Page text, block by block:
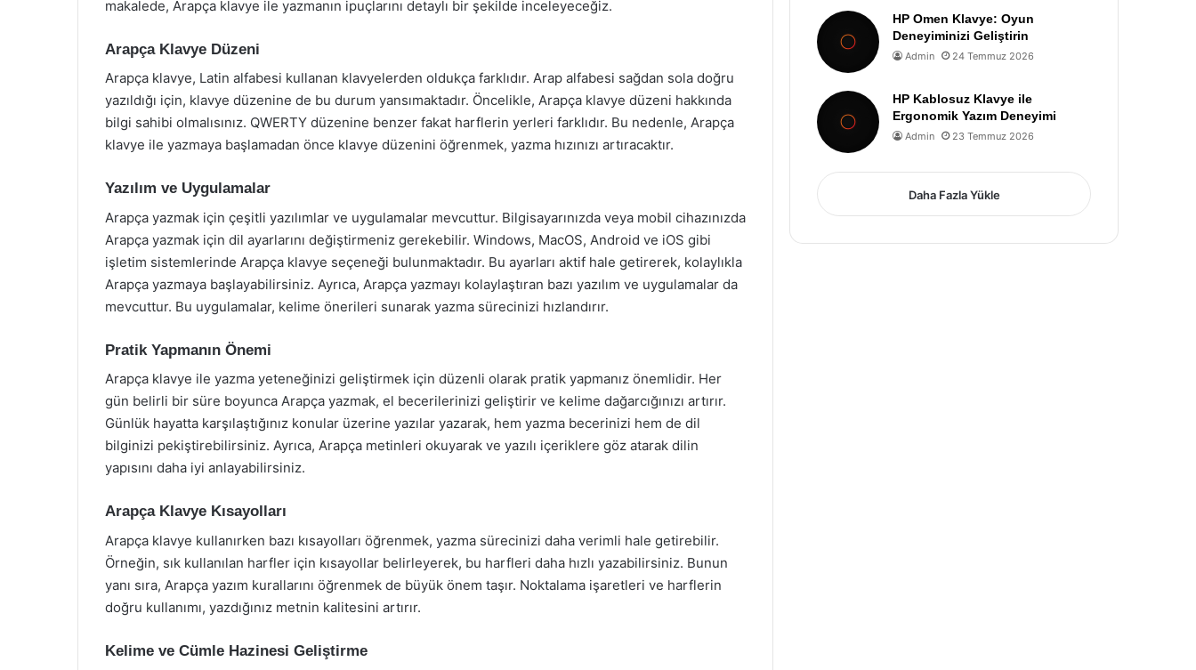
makalede, Arapça klavye ile yazmanın ipuçlarını detaylı bir şekilde inceleyeceğiz.
Arapça Klavye Düzeni
Arapça klavye, Latin alfabesi kullanan klavyelerden oldukça farklıdır. Arap alfabesi sağdan sola doğru
yazıldığı için, klavye düzenine de bu durum yansımaktadır. Öncelikle, Arapça klavye düzeni hakkında
bilgi sahibi olmalısınız. QWERTY düzenine benzer fakat harflerin yerleri farklıdır. Bu nedenle, Arapça
klavye ile yazmaya başlamadan önce klavye düzenini öğrenmek, yazma hızınızı artıracaktır.
Yazılım ve Uygulamalar
Arapça yazmak için çeşitli yazılımlar ve uygulamalar mevcuttur. Bilgisayarınızda veya mobil cihazınızda
Arapça yazmak için dil ayarlarını değiştirmeniz gerekebilir. Windows, MacOS, Android ve iOS gibi
işletim sistemlerinde Arapça klavye seçeneği bulunmaktadır. Bu ayarları aktif hale getirerek, kolaylıkla
Arapça yazmaya başlayabilirsiniz. Ayrıca, Arapça yazmayı kolaylaştıran bazı yazılım ve uygulamalar da
mevcuttur. Bu uygulamalar, kelime önerileri sunarak yazma sürecinizi hızlandırır.
Pratik Yapmanın Önemi
Arapça klavye ile yazma yeteneğinizi geliştirmek için düzenli olarak pratik yapmanız önemlidir. Her
gün belirli bir süre boyunca Arapça yazmak, el becerilerinizi geliştirir ve kelime dağarcığınızı artırır.
Günlük hayatta karşılaştığınız konular üzerine yazılar yazarak, hem yazma becerinizi hem de dil
bilginizi pekiştirebilirsiniz. Ayrıca, Arapça metinleri okuyarak ve yazılı içeriklere göz atarak dilin
yapısını daha iyi anlayabilirsiniz.
Arapça Klavye Kısayolları
Arapça klavye kullanırken bazı kısayolları öğrenmek, yazma sürecinizi daha verimli hale getirebilir.
Örneğin, sık kullanılan harfler için kısayollar belirleyerek, bu harfleri daha hızlı yazabilirsiniz. Bunun
yanı sıra, Arapça yazım kurallarını öğrenmek de büyük önem taşır. Noktalama işaretleri ve harflerin
doğru kullanımı, yazdığınız metnin kalitesini artırır.
Kelime ve Cümle Hazinesi Geliştirme
HP Omen Klavye: Oyun
Deneyiminizi Geliştirin
Admin 24 Temmuz 2026
HP Kablosuz Klavye ile
Ergonomik Yazım Deneyimi
Admin 23 Temmuz 2026
Daha Fazla Yükle